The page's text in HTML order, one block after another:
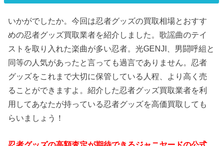
いかがでしたか。今回は忍者グッズの買取相場とおすす
めの忍者グッズ買取業者を紹介しました。歌謡曲のテイ
ストを取り入れた楽曲が多い忍者。光GENJI、男闘呼組と
同等の人気があったと言っても過言でありません。忍者
グッズをこれまで大切に保管している人程、より高く売
ることができますよ。紹介した忍者グッズ買取業者を利
用してあなたが持っている忍者グッズを高価買取しても
らいましょう！